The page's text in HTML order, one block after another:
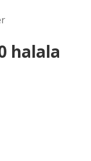
halala